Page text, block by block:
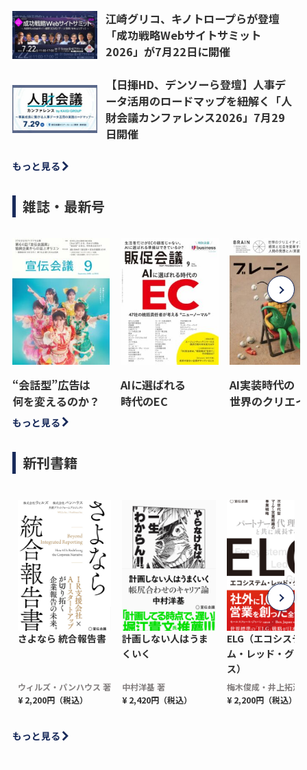
江崎グリコ、キノトロープらが登壇
「成功戦略Webサイトサミット
2026」が7月22日に開催
【日揮HD、デンソーら登壇】人事デ
ータ活用のロードマップを紐解く「人
財会議カンファレンス2026」7月29
日開催
もっと見る
雑誌・最新号
“会話型”広告は
何を変えるのか？
AIに選ばれる
時代のEC
AI実装時代の
世界のクリエ
もっと見る
新刊書籍
さよなら 統合報告書
ウィルズ・パンハウス 著
¥ 2,200円（税込）
計画しない人はうま
くいく
中村洋基 著
¥ 2,420円（税込）
ELG（エコシステ
ム・レッド・グロ
ス）
梅木俊成・井上拓海
¥ 2,200円（税込）
もっと見る